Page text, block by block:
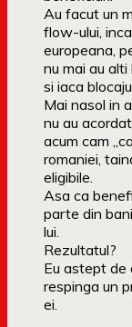
Au facut un
flow-ului,
europeana,
nu mai au
si iaca
Mai nasol in
nu au
acum cam
romaniei,
eligibile.
Asa ca
parte din
lui.
Rezultatul?
Eu astept de
respinga un
ei.